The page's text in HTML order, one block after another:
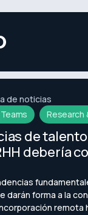
de noticias
Research
de
debería
darán forma a la
remota